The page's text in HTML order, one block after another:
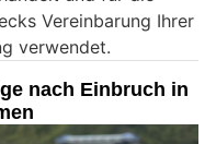
Vereinbarung Ihrer
verwendet.
nach Einbruch in